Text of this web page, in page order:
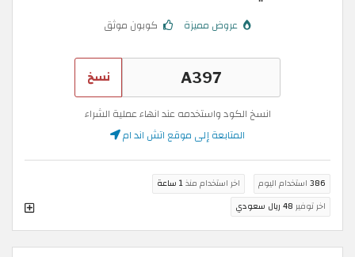
عروض مميزة كوبون موثق
نسخ
انسخ الكود واستخدمه عند انهاء عملية الشراء
المتابعة إلى موقع اتش اند ام
386 استخدام اليوم اخر استخدام منذ1 ساعة
اخر توفير 48 ريال سعودي